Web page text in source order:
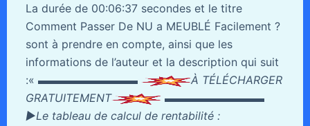
La durée de 00:06:37 secondes et le titre
Comment Passer De NU a MEUBLÉ Facilement ?
sont à prendre en compte, ainsi que les
informations de l’auteur et la description qui suit
:« ▬▬▬▬▬▬▬▬▬
À TÉLÉCHARGER
GRATUITEMENT
▬▬▬▬▬▬▬▬▬
►Le tableau de calcul de rentabilité :